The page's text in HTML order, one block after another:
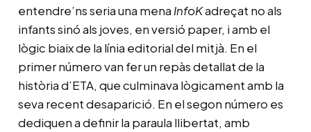
entendre’ns seria una mena InfoKadreçat no als
infants sinó als joves, en versió paper, i amb el
lògic biaix de la línia editorial del mitjà. En el
primer número van fer un repàs detallat de la
història d’ETA, que culminava lògicament amb la
seva recent desaparició. En el segon número es
dediquen a definir la paraula llibertat, amb